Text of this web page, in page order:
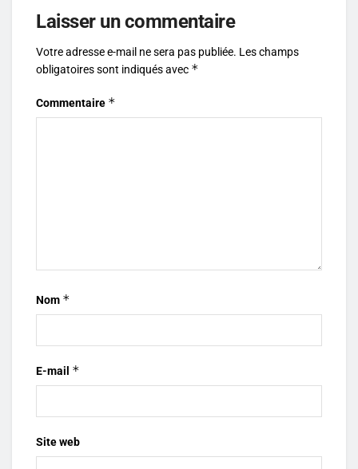
Laisser un commentaire
Votre adresse e-mail ne sera pas publiée. Les champs
obligatoires sont indiqués avec *
Commentaire *
Nom *
E-mail *
Site web